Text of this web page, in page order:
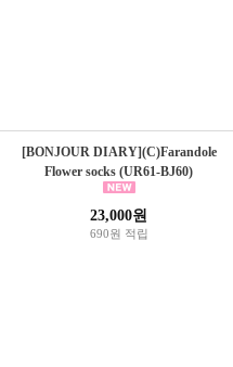
[BONJOUR DIARY](C)Farandole
Flower socks (UR61-BJ60)
23,000원
690원 적립